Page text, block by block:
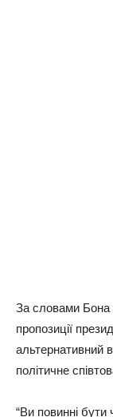
За словами Бона
пропозиції
альтернативний
політичне
“Ви повинні